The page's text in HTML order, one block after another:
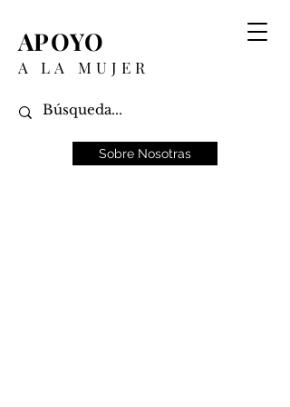
APOYO
A LA MUJER
Sobre Nosotras